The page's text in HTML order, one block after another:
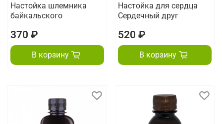
Настойка шлемника
байкальского
370 ₽
В корзину
Настойка для сердца
Сердечный друг
520 ₽
В корзину